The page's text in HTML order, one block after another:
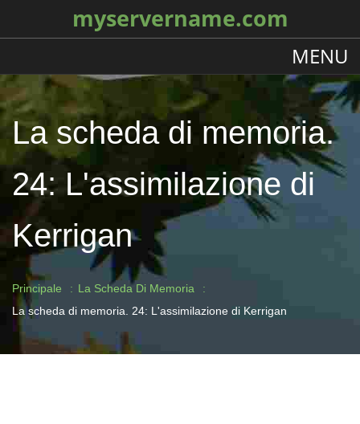
myservername.com
MENU
La scheda di memoria.
24: L'assimilazione di
Kerrigan
Principale
La Scheda Di Memoria
La scheda di memoria. 24: L'assimilazione di Kerrigan